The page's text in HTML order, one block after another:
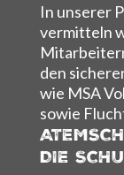
In unserer
vermitteln
den
wie MSA
sowie
DIE